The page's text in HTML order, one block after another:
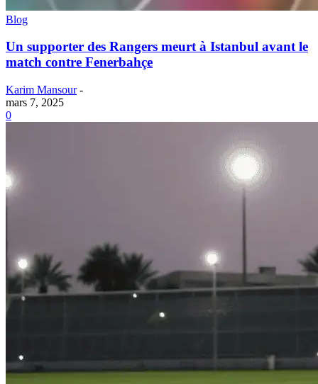
Blog
Un supporter des Rangers meurt à Istanbul avant le
match contre Fenerbahçe
Karim Mansour -
mars 7, 2025
0